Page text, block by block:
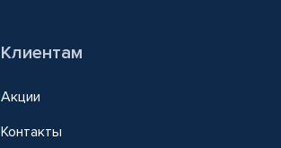
Клиентам
Акции
Контакты